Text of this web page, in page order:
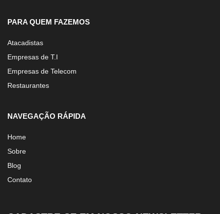
PARA QUEM FAZEMOS
Atacadistas
Empresas de T.I
Empresas de Telecom
Restaurantes
NAVEGAÇÃO RÁPIDA
Home
Sobre
Blog
Contato